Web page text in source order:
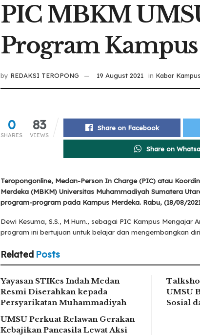
PIC MBKM
Program
by REDAKSI TEROPONG 19 August 2021 in Kabar Kampus
0
SHARES
83
VIEWS
Share on Facebook
Share on
Teropongonline, Medan-Person In Charge (PIC) atau
Merdeka (MBKM) Universitas Muhammadiyah Sumatera
program-program pada Kampus Merdeka. Rabu, (18/08/
Dewi Kesuma, S.S., M.Hum., sebagai PIC Kampus Mengajar
program ini bertujuan untuk belajar dan mengembangkan
Related Posts
Yayasan STIKes Indah Medan
Resmi Diserahkan kepada
Persyarikatan Muhammadiyah
UMSU Perkuat Relawan Gerakan
Kebajikan Pancasila Lewat Aksi
UMSU
Sosial